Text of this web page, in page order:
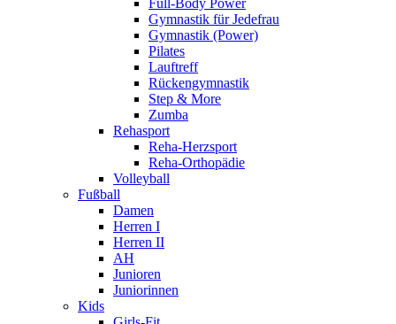
Gymnastik für Jedefrau
Gymnastik (Power)
Pilates
Lauftreff
Rückengymnastik
Step & More
Zumba
Rehasport
Reha-Herzsport
Reha-Orthopädie
Volleyball
Fußball
Damen
Herren I
Herren II
AH
Junioren
Juniorinnen
Kids